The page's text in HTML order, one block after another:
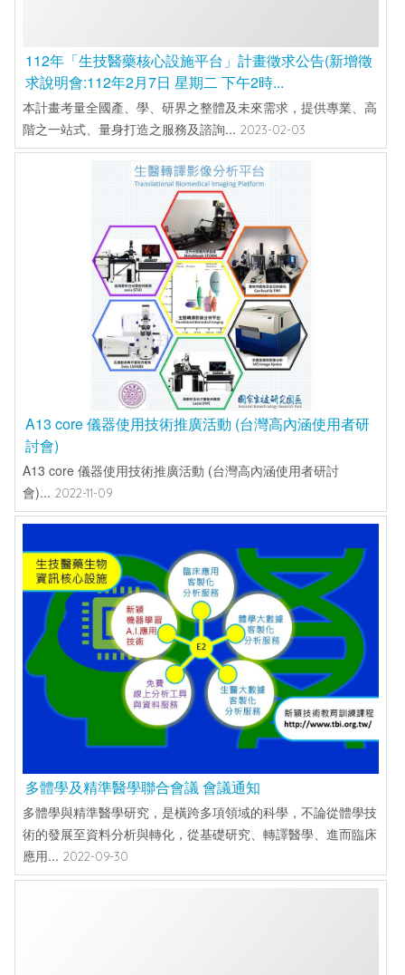
112年「生技醫藥核心設施平台」計畫徵求公告(新增徵
求說明會:112年2月7日 星期二 下午2時...
本計畫考量全國產、學、研界之整體及未來需求，提供專業、高
階之一站式、量身打造之服務及諮詢... 2023-02-03
A13 core 儀器使用技術推廣活動 (台灣高內涵使用者研
討會)
A13 core 儀器使用技術推廣活動 (台灣高內涵使用者研討
會)... 2022-11-09
多體學及精準醫學聯合會議 會議通知
多體學與精準醫學研究，是橫跨多項領域的科學，不論從體學技
術的發展至資料分析與轉化，從基礎研究、轉譯醫學、進而臨床
應用... 2022-09-30